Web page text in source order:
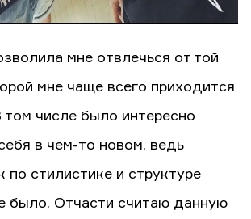
мне отвлечься от той
мне чаще всего приходится
числе было интересно
в чем-то новом, ведь
по стилистике и структуре
было. Отчасти считаю данную